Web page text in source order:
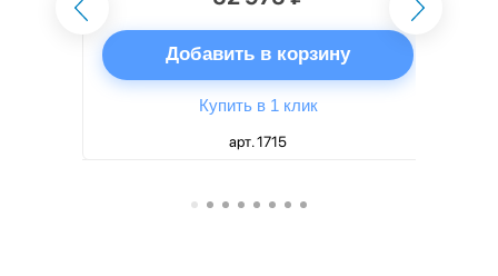
Добавить в корзину
Купить в 1 клик
арт. 1715